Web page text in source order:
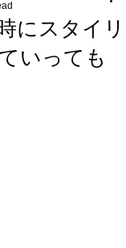
にスタイリ
いっても